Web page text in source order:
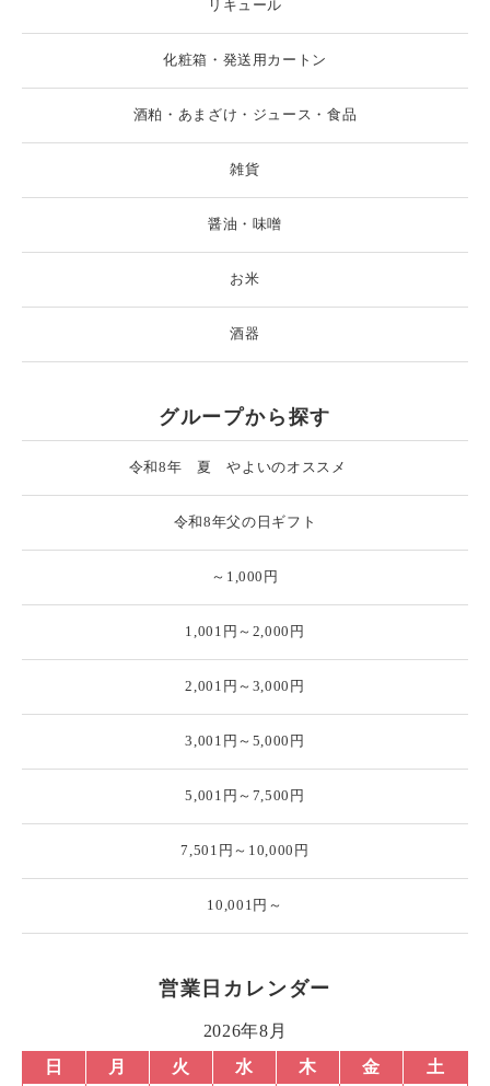
リキュール
化粧箱・発送用カートン
酒粕・あまざけ・ジュース・食品
雑貨
醤油・味噌
お米
酒器
グループから探す
令和8年 夏 やよいのオススメ
令和8年父の日ギフト
～1,000円
1,001円～2,000円
2,001円～3,000円
3,001円～5,000円
5,001円～7,500円
7,501円～10,000円
10,001円～
営業日カレンダー
2026年8月
日
月 火 水 木 金
土